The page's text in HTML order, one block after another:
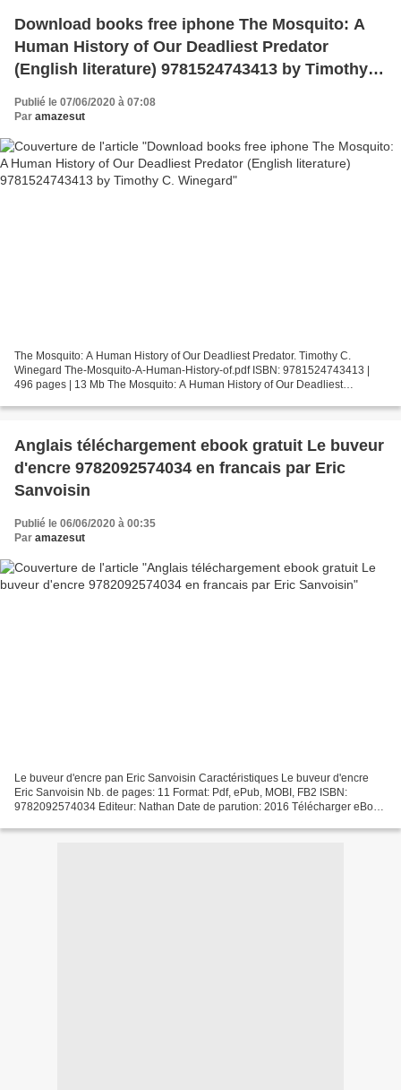
Download books free iphone The Mosquito: A
Human History of Our Deadliest Predator
(English literature) 9781524743413 by Timothy
Publié le 07/06/2020 à 07:08
Par amazesut
The Mosquito: A Human History of Our Deadliest Predator. Timothy C.
Winegard The-Mosquito-A-Human-History-of.pdf ISBN: 9781524743413 |
496 pages | 13 Mb The Mosquito: A Human History of Our Deadliest
Anglais téléchargement ebook gratuit Le buveur
d'encre 9782092574034 en francais par Eric
Sanvoisin
Publié le 06/06/2020 à 00:35
Par amazesut
Le buveur d'encre pan Eric Sanvoisin Caractéristiques Le buveur d'encre
Eric Sanvoisin Nb. de pages: 11 Format: Pdf, ePub, MOBI, FB2 ISBN:
9782092574034 Editeur: Nathan Date de parution: 2016 Télécharger eBook